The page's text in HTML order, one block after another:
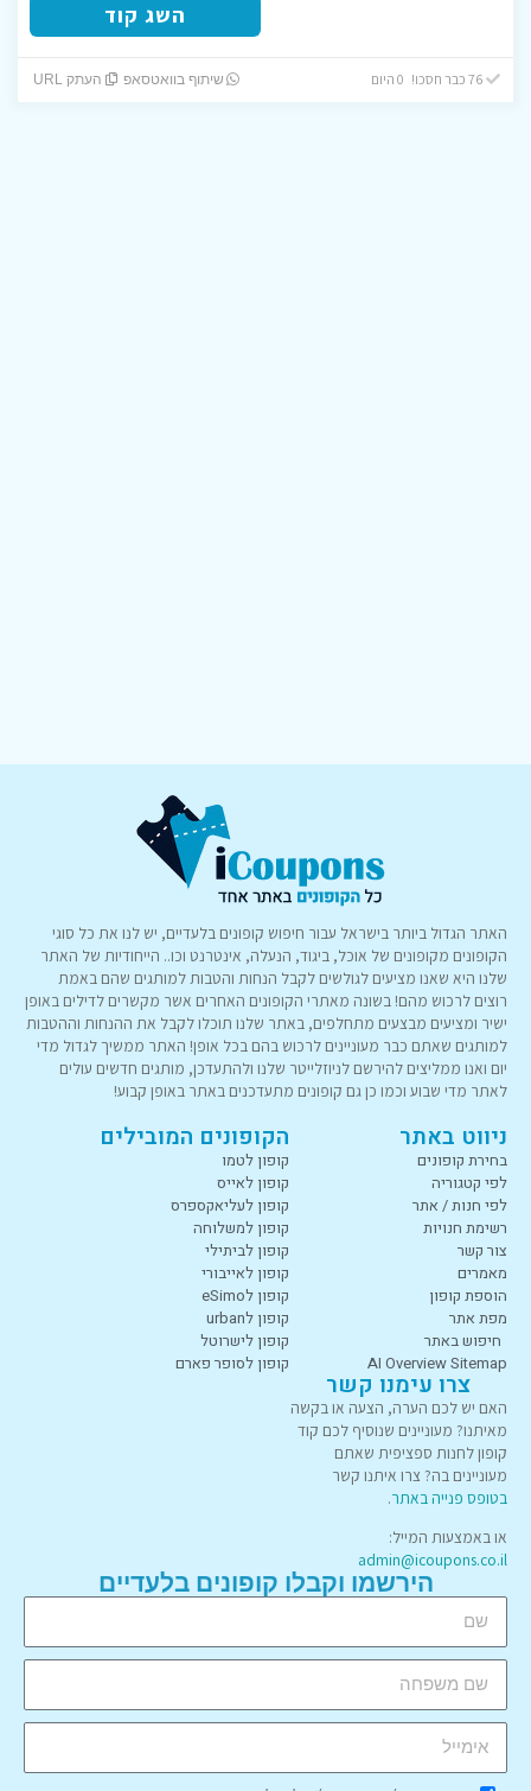
השג קוד
76 כבר חסכו! 0 היום שיתוף בוואטסאפ העתק URL
האתר הגדול ביותר בישראל עבור חיפוש קופונים בלעדיים, יש לנו את כל סוגי
הקופונים מקופונים של אוכל, ביגוד, הנעלה, אינטרנט וכו.. הייחודיות של האתר
שלנו היא שאנו מציעים לגולשים לקבל הנחות והטבות למותגים שהם באמת
רוצים לרכוש מהם! בשונה מאתרי הקופונים האחרים אשר מקשרים לדילים באופן
ישיר ומציעים מבצעים מתחלפים, באתר שלנו תוכלו לקבל את ההנחות וההטבות
למותגים שאתם כבר מעוניינים לרכוש בהם בכל אופן! האתר ממשיך לגדול מדי
יום ואנו ממליצים להירשם לניוזלייטר שלנו ולהתעדכן, מותגים חדשים עולים
לאתר מדי שבוע וכמו כן גם קופונים מתעדכנים באתר באופן קבוע!
ניווט באתר
בחירת קופונים
לפי קטגוריה
לפי חנות / אתר
רשימת חנויות
צור קשר
מאמרים
הוספת קופון
מפת אתר
חיפוש באתר
AI Overview Sitemap
הקופונים המובילים
קופון לטמו
קופון לאייס
קופון לעליאקספרס
קופון למשלוחה
קופון לביתילי
קופון לאייבורי
קופון לeSimo
קופון לurban
קופון לישרוטל
קופון לסופר פארם
צרו עימנו קשר
האם יש לכם הערה, הצעה או בקשה
מאיתנו? מעוניינים שנוסיף לכם קוד
קופון לחנות ספציפית שאתם
מעוניינים בה? צרו איתנו קשר
בטופס פנייה באתר.
או באמצעות המייל:
admin@icoupons.co.il
הירשמו וקבלו קופונים בלעדיים